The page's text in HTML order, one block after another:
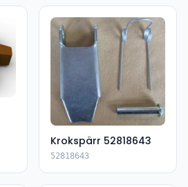
Krokspärr 52818643
52818643